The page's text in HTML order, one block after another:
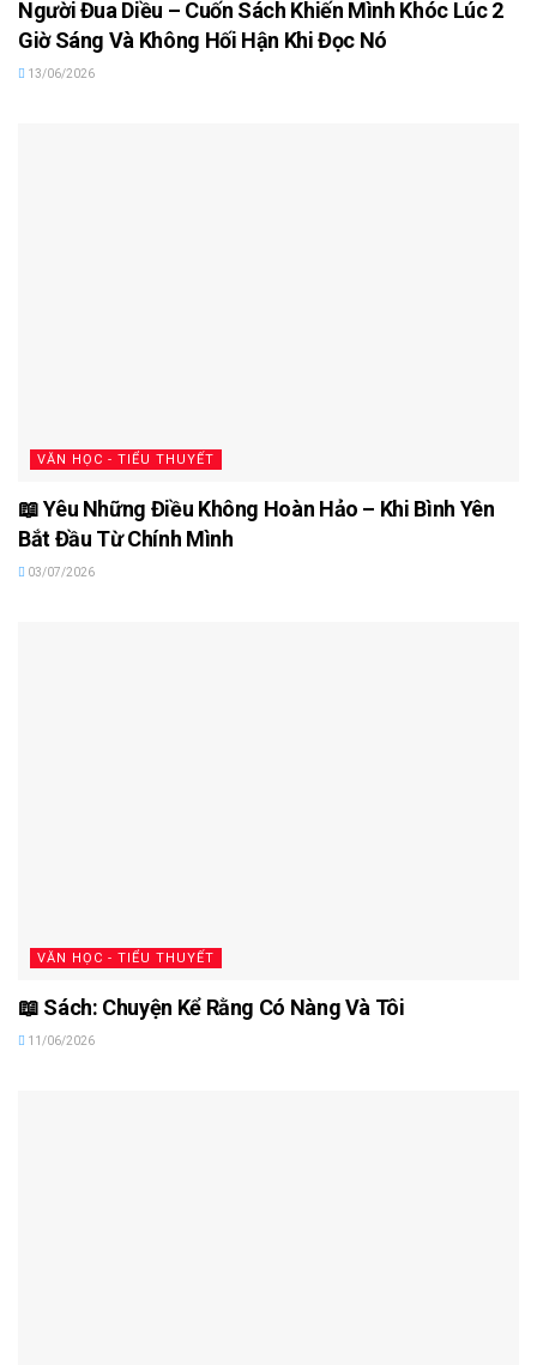
Người Đua Diều – Cuốn Sách Khiến Mình Khóc Lúc 2
Giờ Sáng Và Không Hối Hận Khi Đọc Nó
13/06/2026
VĂN HỌC - TIỂU THUYẾT
📖 Yêu Những Điều Không Hoàn Hảo – Khi Bình Yên
Bắt Đầu Từ Chính Mình
03/07/2026
VĂN HỌC - TIỂU THUYẾT
📖 Sách: Chuyện Kể Rằng Có Nàng Và Tôi
11/06/2026